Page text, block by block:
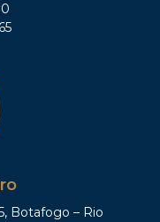
Botafogo – Rio